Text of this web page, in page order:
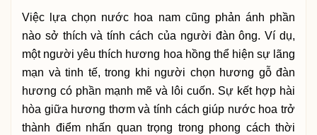
Việc lựa chọn nước hoa nam cũng phản ánh phần
nào sở thích và tính cách của người đàn ông. Ví dụ,
một người yêu thích hương hoa hồng thể hiện sự lãng
mạn và tinh tế, trong khi người chọn hương gỗ đàn
hương có phần mạnh mẽ và lôi cuốn. Sự kết hợp hài
hòa giữa hương thơm và tính cách giúp nước hoa trở
thành điểm nhấn quan trọng trong phong cách thời